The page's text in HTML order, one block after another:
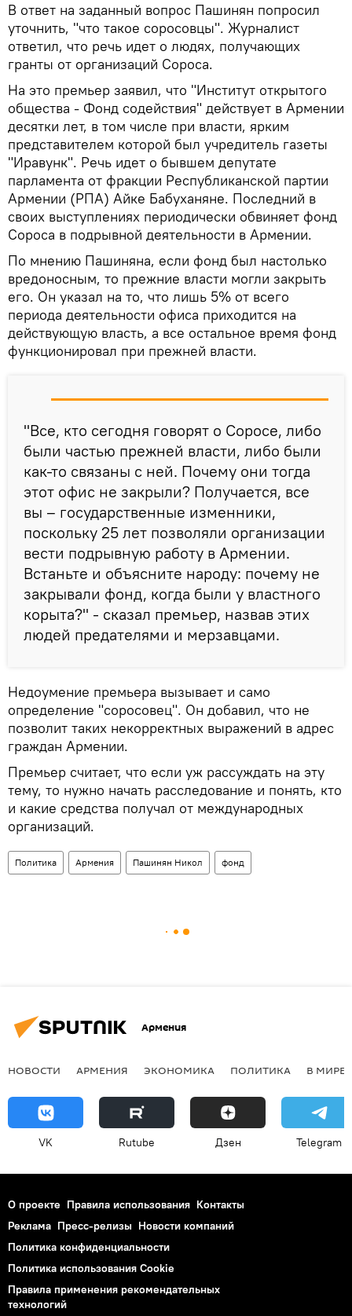
В ответ на заданный вопрос Пашинян попросил
уточнить, "что такое соросовцы". Журналист
ответил, что речь идет о людях, получающих
гранты от организаций Сороса.
На это премьер заявил, что "Институт открытого
общества - Фонд содействия" действует в Армении
десятки лет, в том числе при власти, ярким
представителем которой был учредитель газеты
"Иравунк". Речь идет о бывшем депутате
парламента от фракции Республиканской партии
Армении (РПА) Айке Бабуханяне. Последний в
своих выступлениях периодически обвиняет фонд
Сороса в подрывной деятельности в Армении.
По мнению Пашиняна, если фонд был настолько
вредоносным, то прежние власти могли закрыть
его. Он указал на то, что лишь 5% от всего
периода деятельности офиса приходится на
действующую власть, а все остальное время фонд
функционировал при прежней власти.
"Все, кто сегодня говорят о Соросе, либо
были частью прежней власти, либо были
как-то связаны с ней. Почему они тогда
этот офис не закрыли? Получается, все
вы – государственные изменники,
поскольку 25 лет позволяли организации
вести подрывную работу в Армении.
Встаньте и объясните народу: почему не
закрывали фонд, когда были у властного
корыта?" - сказал премьер, назвав этих
людей предателями и мерзавцами.
Недоумение премьера вызывает и само
определение "соросовец". Он добавил, что не
позволит таких некорректных выражений в адрес
граждан Армении.
Премьер считает, что если уж рассуждать на эту
тему, то нужно начать расследование и понять, кто
и какие средства получал от международных
организаций.
Политика Армения Пашинян Никол фонд
Армения
НОВОСТИ АРМЕНИЯ ЭКОНОМИКА ПОЛИТИКА В МИРЕ
VK Rutube Дзен Telegram
О проекте Правила использования Контакты
Реклама Пресс-релизы Новости компаний
Политика конфиденциальности
Политика использования Cookie
Правила применения рекомендательных
технологий